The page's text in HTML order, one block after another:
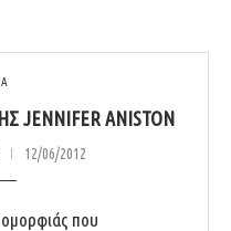
ANISTON
12/06/2012
ομορφιάς που